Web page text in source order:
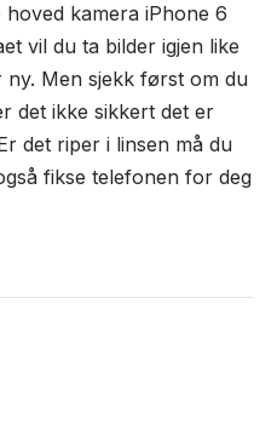
kamera iPhone 6
vil du ta bilder igjen like
Men sjekk først om du
det ikke sikkert det er
det riper i linsen må du
fikse telefonen for deg